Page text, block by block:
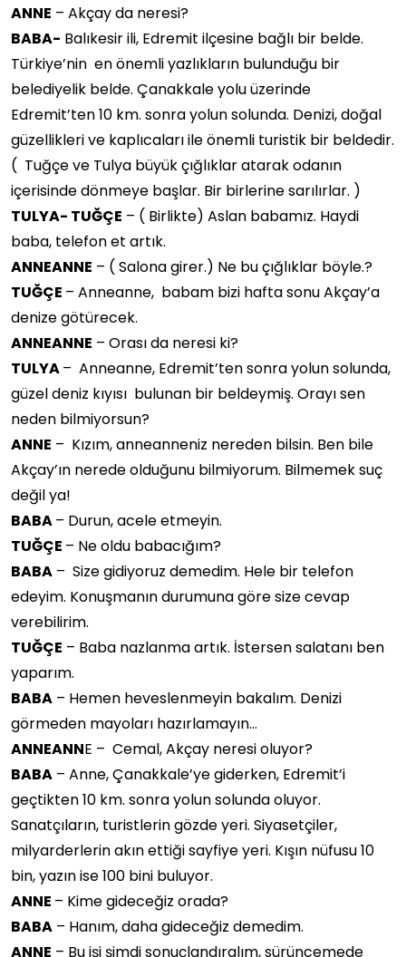
ANNE – Akçay da neresi?
BABA- Balıkesir ili, Edremit ilçesine bağlı bir belde.
Türkiye’nin en önemli yazlıkların bulunduğu bir
belediyelik belde. Çanakkale yolu üzerinde
Edremit’ten 10 km. sonra yolun solunda. Denizi, doğal
güzellikleri ve kaplıcaları ile önemli turistik bir beldedir.
( Tuğçe ve Tulya büyük çığlıklar atarak odanın
içerisinde dönmeye başlar. Bir birlerine sarılırlar. )
TULYA- TUĞÇE – ( Birlikte) Aslan babamız. Haydi
baba, telefon et artık.
ANNEANNE – ( Salona girer.) Ne bu çığlıklar böyle.?
TUĞÇE – Anneanne, babam bizi hafta sonu Akçay’a
denize götürecek.
ANNEANNE – Orası da neresi ki?
TULYA– Anneanne, Edremit’ten sonra yolun solunda,
güzel deniz kıyısı bulunan bir beldeymiş. Orayı sen
neden bilmiyorsun?
ANNE – Kızım, anneanneniz nereden bilsin. Ben bile
Akçay’ın nerede olduğunu bilmiyorum. Bilmemek suç
değil ya!
BABA– Durun, acele etmeyin.
TUĞÇE – Ne oldu babacığım?
BABA – Size gidiyoruz demedim. Hele bir telefon
edeyim. Konuşmanın durumuna göre size cevap
verebilirim.
TUĞÇE – Baba nazlanma artık. İstersen salatanı ben
yaparım.
BABA – Hemen heveslenmeyin bakalım. Denizi
görmeden mayoları hazırlamayın…
ANNEANNE – Cemal, Akçay neresi oluyor?
BABA – Anne, Çanakkale’ye giderken, Edremit’i
geçtikten 10 km. sonra yolun solunda oluyor.
Sanatçıların, turistlerin gözde yeri. Siyasetçiler,
milyarderlerin akın ettiği sayfiye yeri. Kışın nüfusu 10
bin, yazın ise 100 bini buluyor.
ANNE – Kime gideceğiz orada?
BABA – Hanım, daha gideceğiz demedim.
ANNE – Bu işi şimdi sonuçlandıralım, sürüncemede